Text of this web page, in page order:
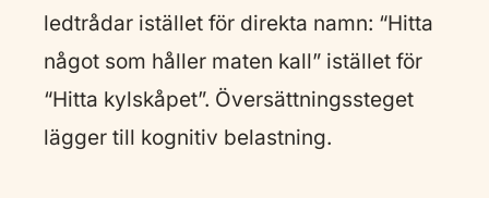
ledtrådar istället för direkta namn: “Hitta
något som håller maten kall” istället för
“Hitta kylskåpet”. Översättningssteget
lägger till kognitiv belastning.